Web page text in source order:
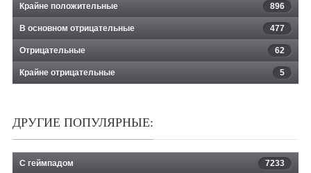
Крайне положительные 896
В основном отрицательные 477
Отрицательные 62
Крайне отрицательные 5
ДРУГИЕ ПОПУЛЯРНЫЕ:
С геймпадом 7233